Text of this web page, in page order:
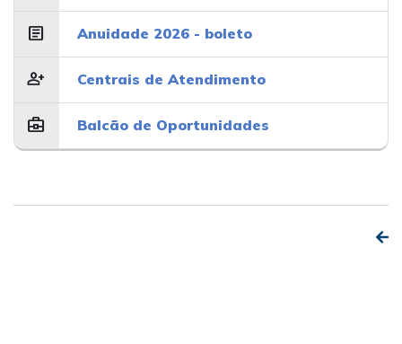
article Anuidade 2026 - boleto
person_add Centrais de Atendimento
business_center Balcão de Oportunidades